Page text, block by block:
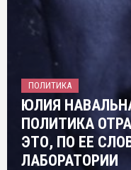
ПОЛИТИКА
ЮЛИЯ
ПОЛИТИКА
ЭТО, ПО ЕЕ
ЛАБОРАТОРИИ